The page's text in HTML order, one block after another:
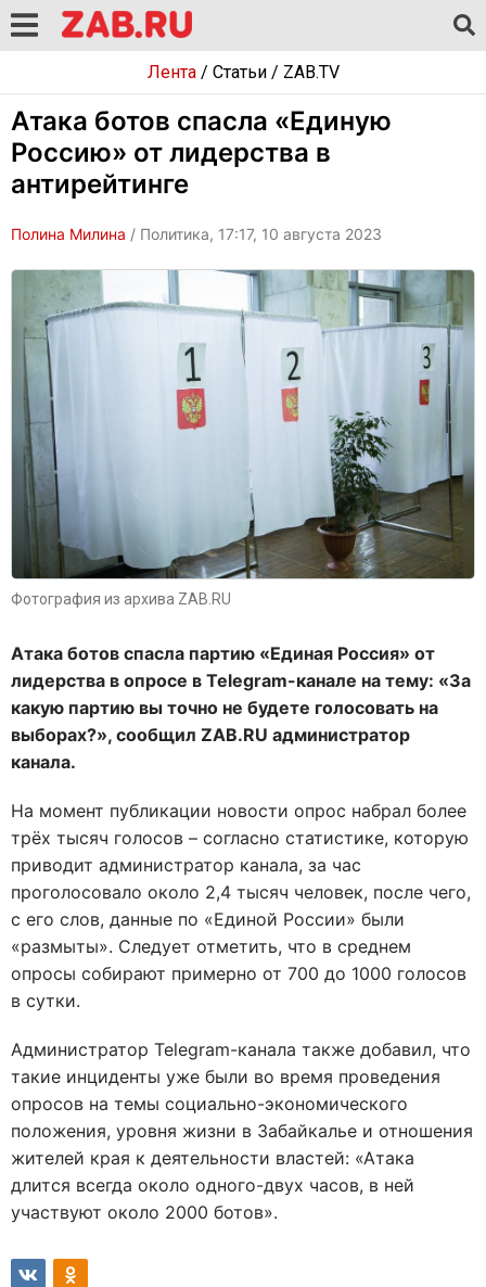
Лента/ Статьи/ ZAB.TV
Атака ботов спасла «Единую
Россию» от лидерства в
антирейтинге
Полина Милина / Политика, 17:17, 10 августа 2023
Фотография из архива ZAB.RU
Атака ботов спасла партию «Единая Россия» от
лидерства в опросе в Telegram-канале на тему: «За
какую партию вы точно не будете голосовать на
выборах?», сообщил ZAB.RU администратор
канала.
На момент публикации новости опрос набрал более
трёх тысяч голосов – согласно статистике, которую
приводит администратор канала, за час
проголосовало около 2,4 тысяч человек, после чего,
с его слов, данные по «Единой России» были
«размыты». Следует отметить, что в среднем
опросы собирают примерно от 700 до 1000 голосов
в сутки.
Администратор Telegram-канала также добавил, что
такие инциденты уже были во время проведения
опросов на темы социально-экономического
положения, уровня жизни в Забайкалье и отношения
жителей края к деятельности властей: «Атака
длится всегда около одного-двух часов, в ней
участвуют около 2000 ботов».